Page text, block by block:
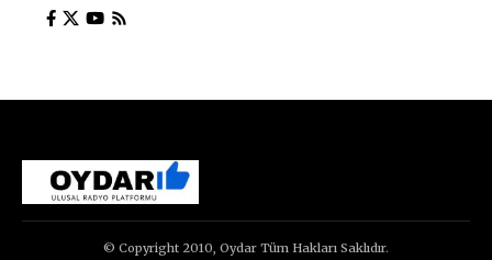
© Copyright 2010, Oydar Tüm Hakları Saklıdır.